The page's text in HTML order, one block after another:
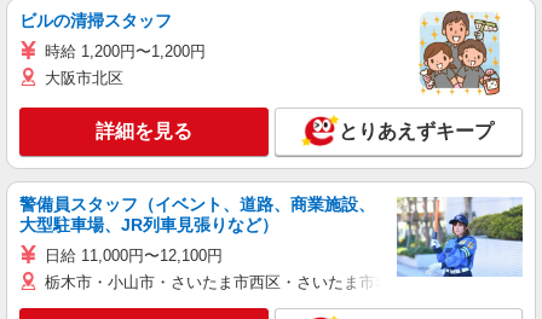
ビルの清掃スタッフ
時給 1,200円〜1,200円
大阪市北区
詳細を見る とりあえずキープ
警備員スタッフ（イベント、道路、商業施設、
大型駐車場、JR列車見張りなど）
日給 11,000円〜12,100円
栃木市・小山市・さいたま市西区・さいたま市岩槻区・久喜市・蓮田